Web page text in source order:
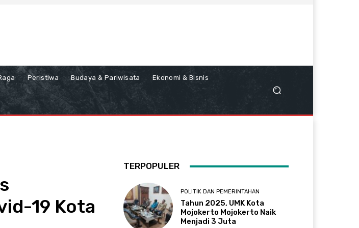
Peristiwa Budaya & Pariwisata Ekonomi & Bisnis
19 Kota
TERPOPULER
POLITIK DAN PEMERINTAHAN
Tahun 2025, UMK Kota
Mojokerto Mojokerto Naik
Menjadi 3 Juta